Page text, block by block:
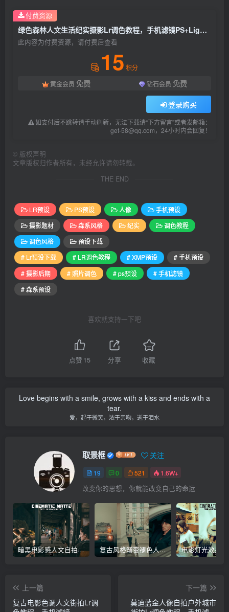
绿色森林人文生活纪实摄影Lr调色教程，手机滤镜PS+Lightroom预设下载！
此内容为付费资源，请付费后查看
15 积分
黄金会员 免费 钻石会员 免费
登录购买
如支付后不跳转请手动刷新，无法下载请“下方留言”或者发邮箱：
get-58@qq.com，24小时内会回复！
付费资源
© 版权声明
文章版权归作者所有，未经允许请勿转载。
THE END
LR预设 PS预设 人像
手机预设
摄影题材
森系风格 纪实
调色教程
调色风格
预设下载
# Lr预设下载
# LR调色教程 # XMP预设
# 手机预设
# 摄影后期
# 照片调色 # ps预设
# 手机滤镜
# 森系预设
喜欢就支持一下吧
点赞 15 分享 收藏
Love begins with a smile, grows with a kiss and ends with a
tear.
爱，起于微笑，浓于亲吻，逝于泪水
取景框 关注
19 0 521 1.6W+
改变你的思想，你就能改变自己的命运
暗黑电影感人文自拍特写镜头Lr调色教程，手机滤镜PS+Lightroom预设下载！ 复古风格渐变褪色人像旅拍Lr调色教程，手机滤镜PS+Lightroom预设下载！
上一篇
复古电影色调人文街拍Lr调
下一篇
莫迪蓝金人像自拍户外城市